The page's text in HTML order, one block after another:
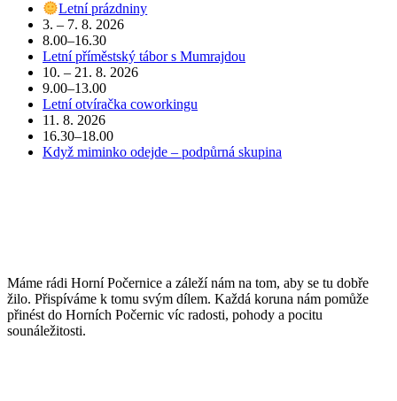
Letní prázdniny
3. – 7. 8. 2026
8.00–16.30
Letní příměstský tábor s Mumrajdou
10. – 21. 8. 2026
9.00–13.00
Letní otvíračka coworkingu
11. 8. 2026
16.30–18.00
Když miminko odejde – podpůrná skupina
Máme rádi Horní Počernice a záleží nám na tom, aby se tu dobře
žilo. Přispíváme k tomu svým dílem. Každá koruna nám pomůže
přinést do Horních Počernic víc radosti, pohody a pocitu
sounáležitosti.